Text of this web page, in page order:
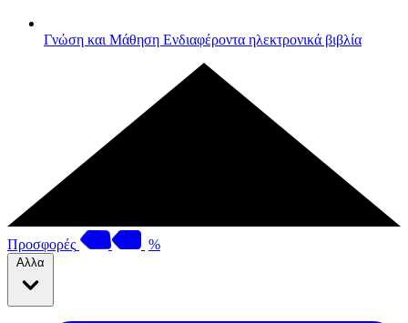
Γνώση και Μάθηση Ενδιαφέροντα ηλεκτρονικά βιβλία
Προσφορές %
Αλλα